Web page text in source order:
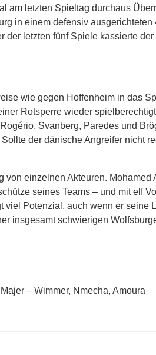
am letzten Spieltag durchaus
in einem defensiv ausgerichteten
letzten fünf Spiele kassierte
wie gegen Hoffenheim in das
Rotsperre wieder
Svanberg, Paredes und
der dänische Angreifer nicht
einzelnen Akteuren. Mohamed
seines Teams – und mit elf
Potenzial, auch wenn er seine
insgesamt schwierigen
– Wimmer, Nmecha, Amoura